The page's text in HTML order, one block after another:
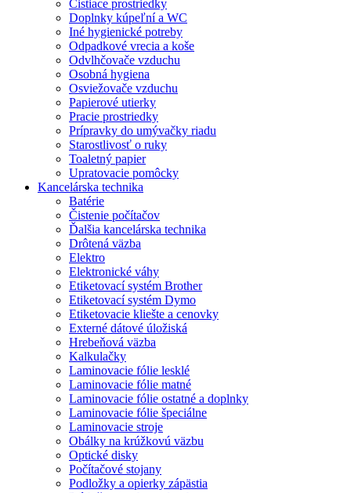
Čistiace prostriedky
Doplnky kúpeľní a WC
Iné hygienické potreby
Odpadkové vrecia a koše
Odvlhčovače vzduchu
Osobná hygiena
Osviežovače vzduchu
Papierové utierky
Pracie prostriedky
Prípravky do umývačky riadu
Starostlivosť o ruky
Toaletný papier
Upratovacie pomôcky
Kancelárska technika
Batérie
Čistenie počítačov
Ďalšia kancelárska technika
Drôtená väzba
Elektro
Elektronické váhy
Etiketovací systém Brother
Etiketovací systém Dymo
Etiketovacie kliešte a cenovky
Externé dátové úložiská
Hrebeňová väzba
Kalkulačky
Laminovacie fólie lesklé
Laminovacie fólie matné
Laminovacie fólie ostatné a doplnky
Laminovacie fólie špeciálne
Laminovacie stroje
Obálky na krúžkovú väzbu
Optické disky
Počítačové stojany
Podložky a opierky zápästia